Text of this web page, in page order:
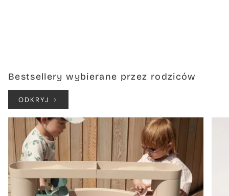
Bestsellery wybierane przez rodziców
ODKRYJ